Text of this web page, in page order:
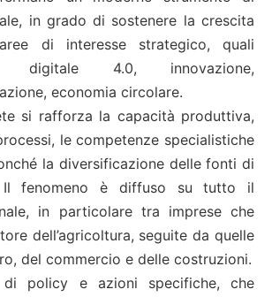
in grado di sostenere la crescita
di interesse strategico, quali
digitale 4.0, innovazione,
economia circolare.
si rafforza la capacità produttiva,
le competenze specialistiche
la diversificazione delle fonti di
Il fenomeno è diffuso su tutto il
in particolare tra imprese che
dell’agricoltura, seguite da quelle
del commercio e delle costruzioni.
di policy e azioni specifiche, che